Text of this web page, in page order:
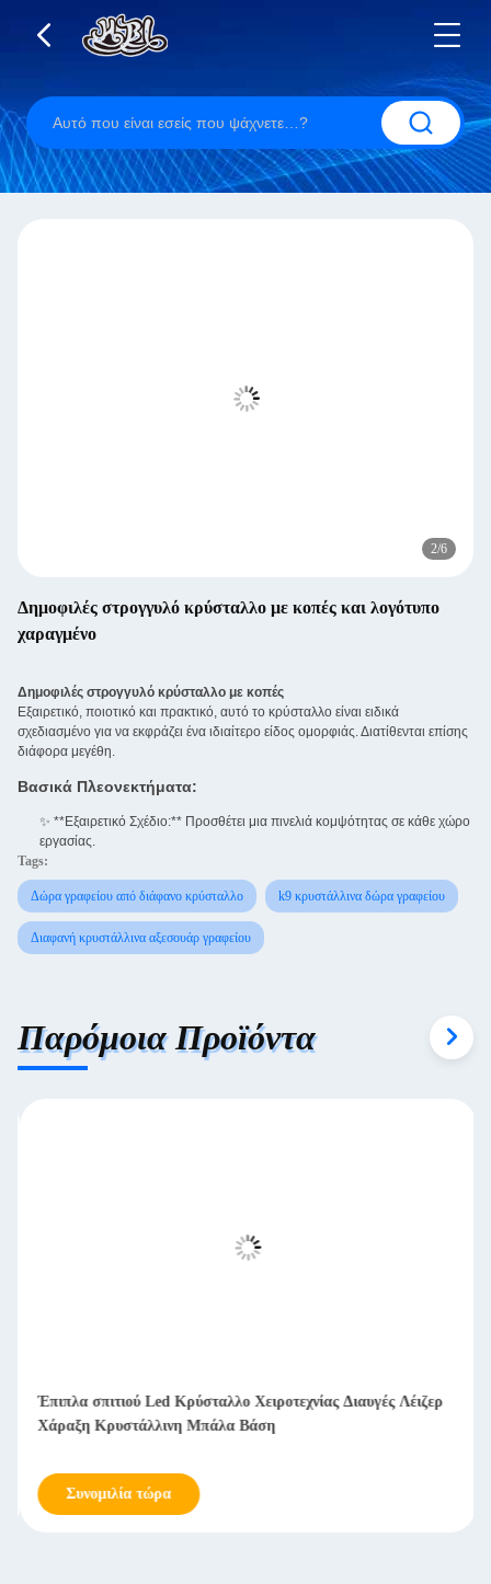
3/6
Δημοφιλές στρογγυλό κρύσταλλο με κοπές και λογότυπο
χαραγμένο
Δημοφιλές στρογγυλό κρύσταλλο με κοπές
Εξαιρετικό, ποιοτικό και πρακτικό, αυτό το κρύσταλλο είναι ειδικά
σχεδιασμένο για να εκφράζει ένα ιδιαίτερο είδος ομορφιάς. Διατίθενται επίσης
διάφορα μεγέθη.
Βασικά Πλεονεκτήματα:
✨ **Εξαιρετικό Σχέδιο:** Προσθέτει μια πινελιά κομψότητας σε κάθε χώρο
εργασίας.
Tags:
Δώρα γραφείου από διάφανο κρύσταλλο k9 κρυστάλλινα δώρα γραφείου
Διαφανή κρυστάλλινα αξεσουάρ γραφείου
Παρόμοια Προϊόντα
Έπιπλα σπιτιού Led Κρύσταλλο Χειροτεχνίας Διαυγές Λέιζερ
Χάραξη Κρυστάλλινη Μπάλα Βάση
Συνομιλία τώρα